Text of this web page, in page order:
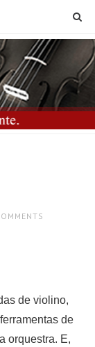
de violino,
de
orquestra. E,